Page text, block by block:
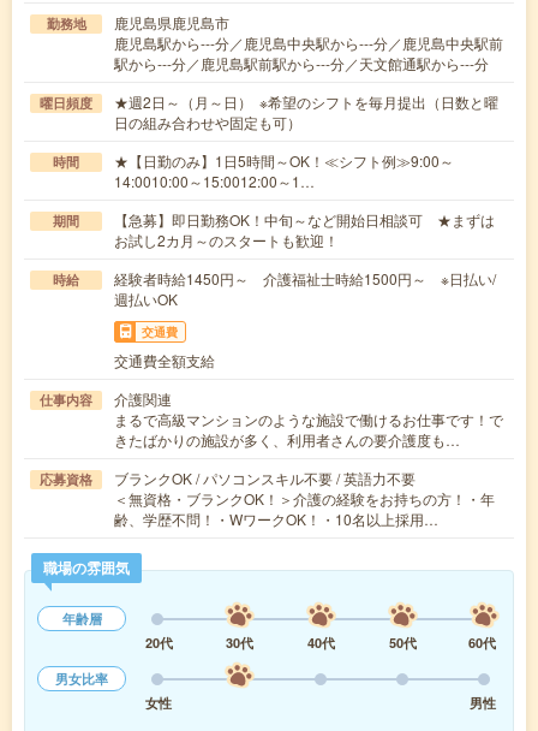
勤務地
鹿児島県鹿児島市
鹿児島駅から---分／鹿児島中央駅から---分／鹿児島中央駅前
駅から---分／鹿児島駅前駅から---分／天文館通駅から---分
曜日頻度
★週2日～（月～日） ※希望のシフトを毎月提出（日数と曜
日の組み合わせや固定も可）
時間
★【日勤のみ】1日5時間～OK！≪シフト例≫9:00～
14:0010:00～15:0012:00～1…
期間
【急募】即日勤務OK！中旬～など開始日相談可 ★まずは
お試し2カ月～のスタートも歓迎！
時給
経験者時給1450円～ 介護福祉士時給1500円～ ※日払い/
週払いOK
交通費
交通費全額支給
仕事内容
介護関連
まるで高級マンションのような施設で働けるお仕事です！で
きたばかりの施設が多く、利用者さんの要介護度も…
応募資格
ブランクOK / パソコンスキル不要 / 英語力不要
＜無資格・ブランクOK！＞介護の経験をお持ちの方！・年
齢、学歴不問！・WワークOK！・10名以上採用…
職場の雰囲気
年齢層
20代
30代 40代 50代
60代
男女比率
女性
男性